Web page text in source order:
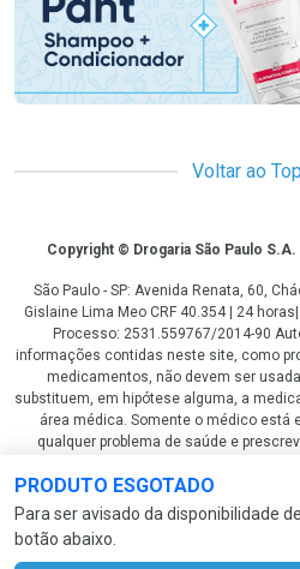
PRODUTO ESGOTADO
Para ser avisado da disponibilidade
botão abaixo.
Voltar ao
CopyrightCopyright © Drogaria São Paulo
São Paulo - SP: Avenida Renata, 60,
Gislaine Lima Meo CRF 40.354 | 24
Processo: 2531.559767/2014-90
informações contidas neste site, como
medicamentos, não devem ser
substituem, em hipótese alguma, a
área médica. Somente o médico está
qualquer problema de saúde e
fotos contidas em nosso site são
disponibilidade sujeitos a alterações
antimicrobianos vendas apenas em lojas
344 - 01/02/1999 - Ministério da Saúde.